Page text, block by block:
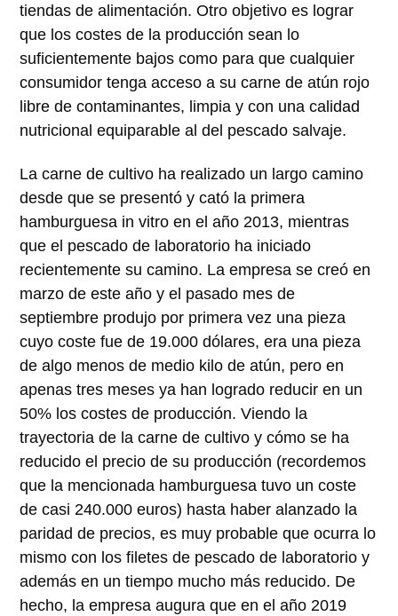
tiendas de alimentación. Otro objetivo es lograr
que los costes de la producción sean lo
suficientemente bajos como para que cualquier
consumidor tenga acceso a su carne de atún rojo
libre de contaminantes, limpia y con una calidad
nutricional equiparable al del pescado salvaje.
La carne de cultivo ha realizado un largo camino
desde que se presentó y cató la primera
hamburguesa in vitro en el año 2013, mientras
que el pescado de laboratorio ha iniciado
recientemente su camino. La empresa se creó en
marzo de este año y el pasado mes de
septiembre produjo por primera vez una pieza
cuyo coste fue de 19.000 dólares, era una pieza
de algo menos de medio kilo de atún, pero en
apenas tres meses ya han logrado reducir en un
50% los costes de producción. Viendo la
trayectoria de la carne de cultivo y cómo se ha
reducido el precio de su producción (recordemos
que la mencionada hamburguesa tuvo un coste
de casi 240.000 euros) hasta haber alanzado la
paridad de precios, es muy probable que ocurra lo
mismo con los filetes de pescado de laboratorio y
además en un tiempo mucho más reducido. De
hecho, la empresa augura que en el año 2019